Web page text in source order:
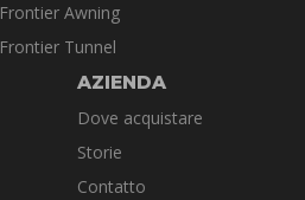
Frontier Awning
Frontier Tunnel
AZIENDA
Dove acquistare
Storie
Contatto